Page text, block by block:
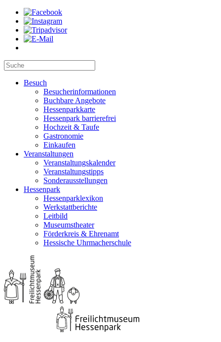
Besuch
Besucherinformationen
Buchbare Angebote
Hessenparkkarte
Hessenpark barrierefrei
Hochzeit & Taufe
Gastronomie
Einkaufen
Veranstaltungen
Veranstaltungskalender
Veranstaltungstipps
Sonderausstellungen
Hessenpark
Hessenparklexikon
Werkstattberichte
Leitbild
Museumstheater
Förderkreis & Ehrenamt
Hessische Uhrmacherschule